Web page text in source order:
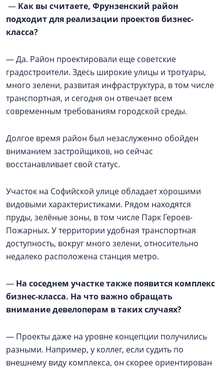
— Как вы считаете, Фрунзенский район
подходит для реализации проектов бизнес-
класса?
— Да. Район проектировали еще советские
градостроители. Здесь широкие улицы и тротуары,
много зелени, развитая инфраструктура, в том числе
транспортная, и сегодня он отвечает всем
современным требованиям городской среды.
Долгое время район был незаслуженно обойден
вниманием застройщиков, но сейчас
восстанавливает свой статус.
Участок на Софийской улице обладает хорошими
видовыми характеристиками. Рядом находятся
пруды, зелёные зоны, в том числе Парк Героев-
Пожарных. У территории удобная транспортная
доступность, вокруг много зелени, относительно
недалеко расположена станция метро.
— На соседнем участке также появится комплекс
бизнес-класса. На что важно обращать
внимание девелоперам в таких случаях?
— Проекты даже на уровне концепции получились
разными. Например, у коллег, если судить по
внешнему виду комплекса, он скорее ориентирован